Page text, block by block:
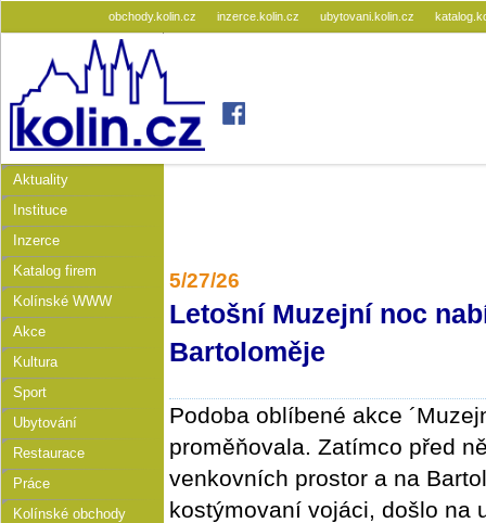
obchody.kolin.cz inzerce.kolin.cz ubytovani.kolin.cz
Aktuality
Instituce
Inzerce
Katalog firem
Kolínské WWW
Akce
Kultura
Sport
Ubytování
Restaurace
Práce
Kolínské obchody
5/27/26
Letošní Muzejní noc
Bartoloměje
Podoba oblíbené akce
proměňovala. Zatímco před
venkovních prostor a na
kostýmovaní vojáci, došlo na